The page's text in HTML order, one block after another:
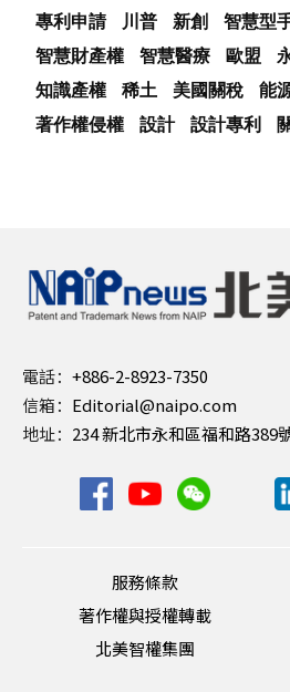
專利申請
川普 新創 智慧型
智慧財產權
智慧醫療 歐盟
知識產權
稀土 美國關稅 能
著作權侵權
設計 設計專利
電話： +886-2-8923-7350
信箱： Editorial@naipo.com
地址： 234 新北市永和區福和路389
服務條款
著作權與授權轉載
北美智權集團